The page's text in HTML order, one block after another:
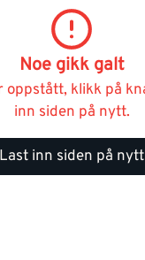
Noe gikk galt
oppstått, klikk på
inn siden på nytt.
Last inn siden på nytt